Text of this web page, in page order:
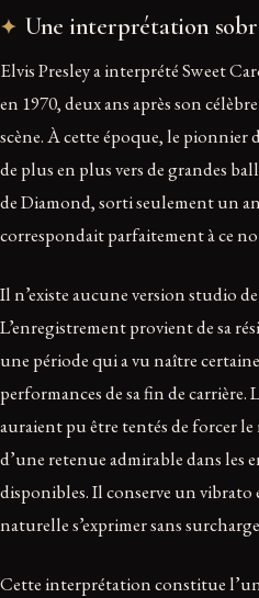
Une interprétation
Elvis Presley a interprété Sweet
en 1970, deux ans après son
scène. À cette époque, le
de plus en plus vers de grandes
de Diamond, sorti seulement un
correspondait parfaitement à ce
Il n’existe aucune version studio
L’enregistrement provient de sa
une période qui a vu naître
performances de sa fin de carrière.
auraient pu être tentés de forcer
d’une retenue admirable dans les
disponibles. Il conserve un vibrato
naturelle s’exprimer sans
Cette interprétation constitue